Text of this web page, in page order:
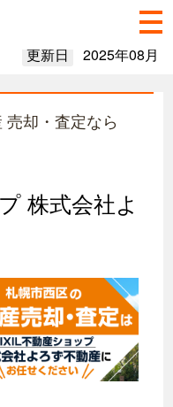
更新日 2025年08月
却・査定なら
株式会社よ